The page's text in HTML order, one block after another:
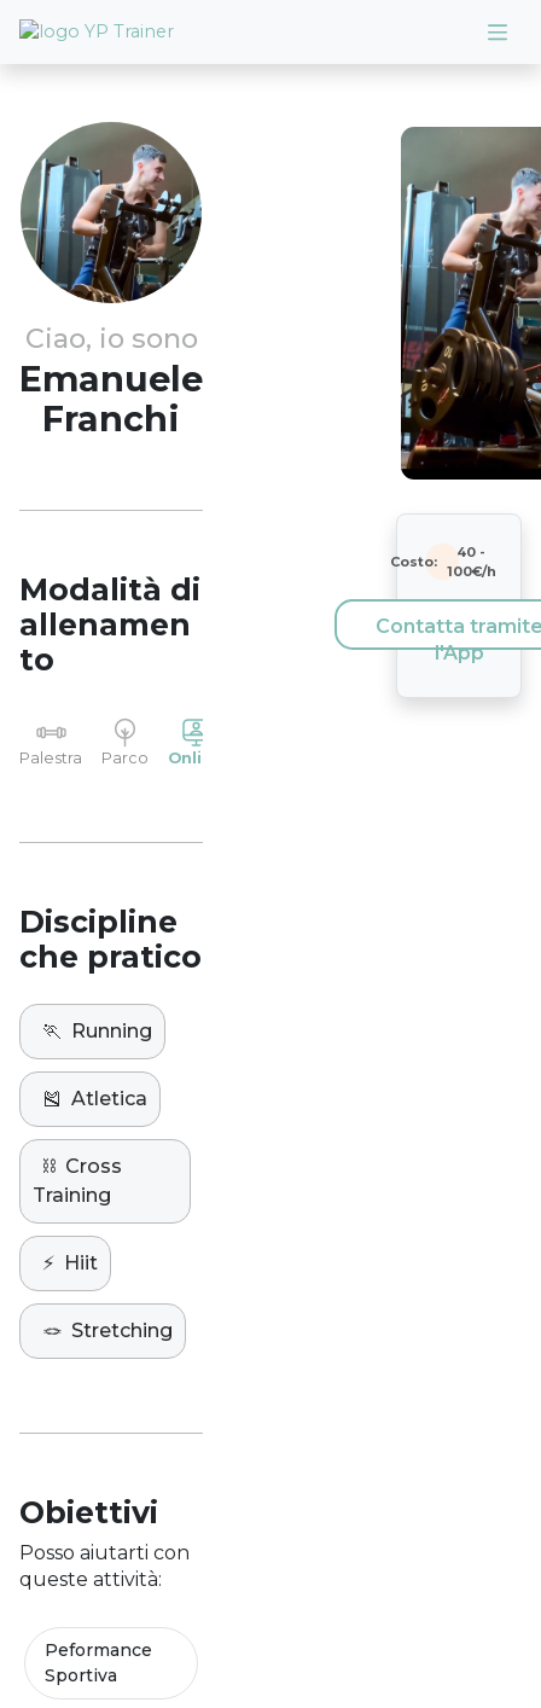
Ciao, io sono
Emanuele
Franchi
Modalità di
allenamen
to
Palestra Parco Online
Discipline
che pratico
🏃 Running
🎽 Atletica
⛓️ Cross
Training
⚡️ Hiit
🪢 Stretching
Obiettivi
Posso aiutarti con
queste attività:
Peformance
Sportiva
Costo:
40 -
100€/h
Contatta
l'App